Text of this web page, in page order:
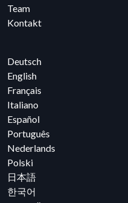
Team
Kontakt
Deutsch
English
Français
Italiano
Español
Português
Nederlands
Polski
日本語
한국어